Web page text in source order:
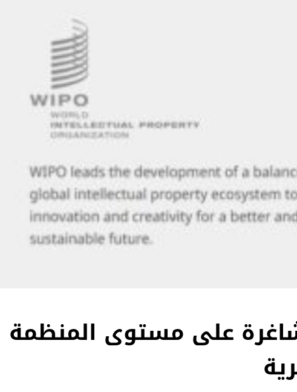
على مستوى المنظمة